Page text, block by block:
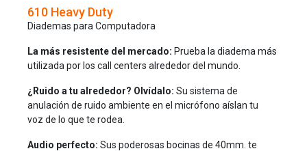
610 Heavy Duty
Diademas para Computadora
La más resistente del mercado: Prueba la diadema más
utilizada por los call centers alrededor del mundo.
¿Ruido a tu alrededor? Olvídalo: Su sistema de
anulación de ruido ambiente en el micrófono aíslan tu
voz de lo que te rodea.
Audio perfecto: Sus poderosas bocinas de 40mm. te